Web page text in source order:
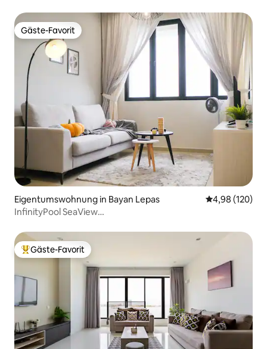
Gäste-Favorit
Gäste-Favorit
Eigentumswohnung in Bayan Lepas
4,98 (120)
InfinityPool SeaView
Beliebter Gäste-Favorit.
Gäste-Favorit